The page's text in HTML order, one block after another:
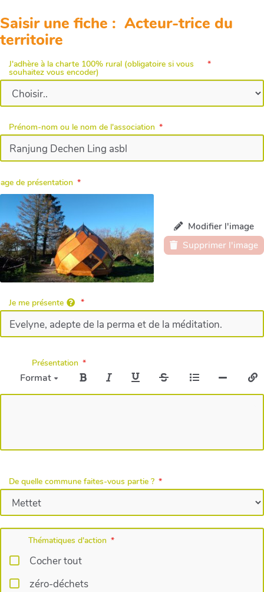
Saisir une fiche : Acteur-trice du
territoire
J'adhère à la charte 100% rural (obligatoire si vous
souhaitez vous encoder)
Prénom-nom ou le nom de l'association
de présentation
Modifier l'image
Supprimer l'image
Je me présente
Présentation
Format
De quelle commune faites-vous partie ?
Thématiques d'action
Cocher tout
zéro-déchets